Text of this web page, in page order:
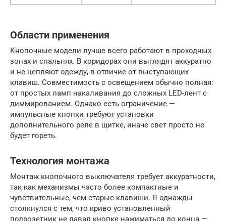
Области применения
Кнопочные модели лучше всего работают в проходных
зонах и спальнях. В коридорах они выглядят аккуратно
и не цепляют одежду, в отличие от выступающих
клавиш. Совместимость с освещением обычно полная:
от простых ламп накаливания до сложных LED-лент с
диммированием. Однако есть ограничение —
импульсные кнопки требуют установки
дополнительного реле в щитке, иначе свет просто не
будет гореть.
Технология монтажа
Монтаж кнопочного выключателя требует аккуратности,
так как механизмы часто более компактные и
чувствительные, чем старые клавиши. Я однажды
столкнулся с тем, что криво установленный
подрозетник не давал кнопке нажиматься до конца —